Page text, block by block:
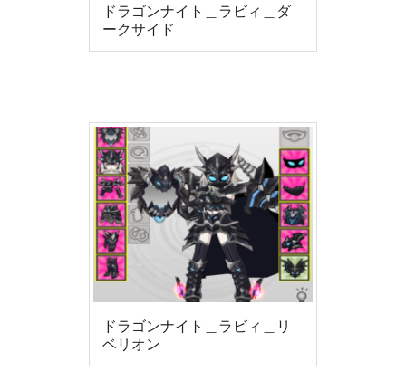
ドラゴンナイト＿ラビィ＿ダ
ークサイド
ドラゴンナイト＿ラビィ＿リ
ベリオン